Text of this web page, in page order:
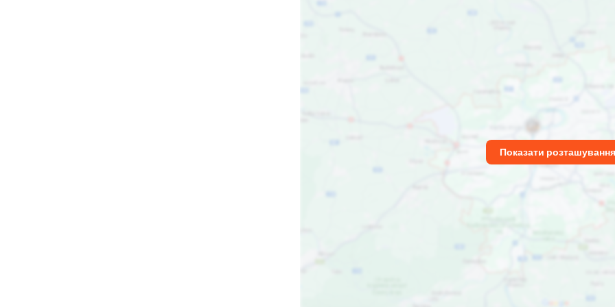
Показати